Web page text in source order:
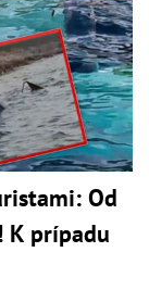
Od
K prípadu